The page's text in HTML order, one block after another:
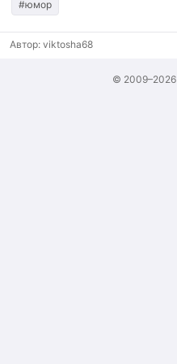
#юмор
Автор: viktosha68
© 2009–2026